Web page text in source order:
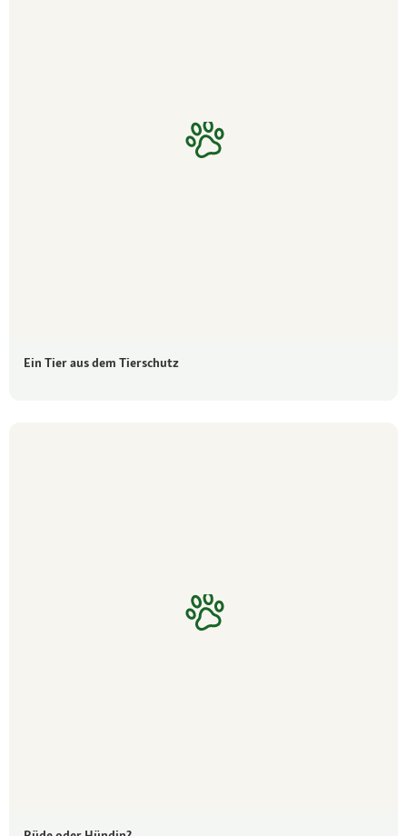
Ein Tier aus dem Tierschutz